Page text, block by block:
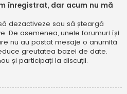
înregistrat, dar acum nu mă
dezactiveze sau să șteargă
De asemenea, unele forumuri își
nu au postat mesaje o anumită
greutatea bazei de date.
și participați la discuții.